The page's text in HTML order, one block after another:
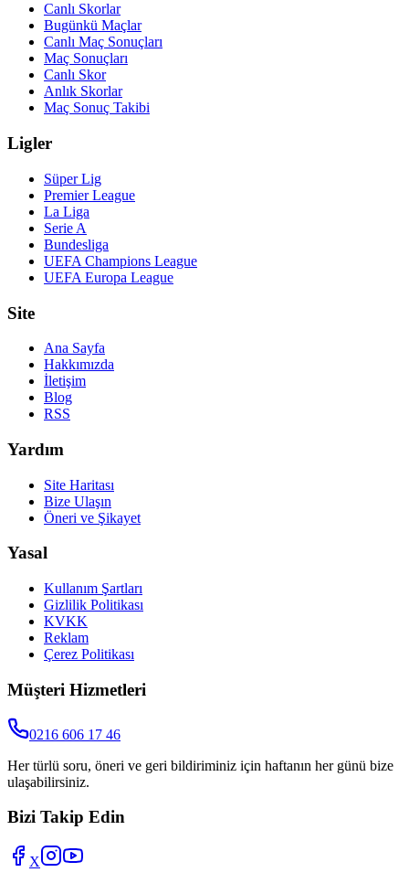
Canlı Skorlar
Bugünkü Maçlar
Canlı Maç Sonuçları
Maç Sonuçları
Canlı Skor
Anlık Skorlar
Maç Sonuç Takibi
Ligler
Süper Lig
Premier League
La Liga
Serie A
Bundesliga
UEFA Champions League
UEFA Europa League
Site
Ana Sayfa
Hakkımızda
İletişim
Blog
RSS
Yardım
Site Haritası
Bize Ulaşın
Öneri ve Şikayet
Yasal
Kullanım Şartları
Gizlilik Politikası
KVKK
Reklam
Çerez Politikası
Müşteri Hizmetleri
0216 606 17 46
Her türlü soru, öneri ve geri bildiriminiz için haftanın her günü bize
ulaşabilirsiniz.
Bizi Takip Edin
X